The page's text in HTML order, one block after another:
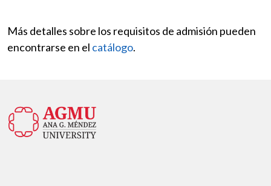
Más detalles sobre los requisitos de admisión pueden
encontrarse en el catálogo.